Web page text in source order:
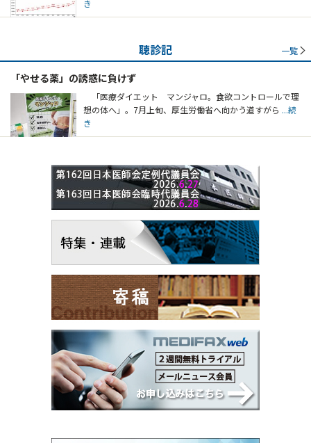
き
聴診記 一覧
「やせる薬」の誘惑に負けず
「医療ダイエット マンジャロ。食欲コントロールで理
想の体へ」。7月上旬、厚生労働省へ向かう道すがら ...続
き